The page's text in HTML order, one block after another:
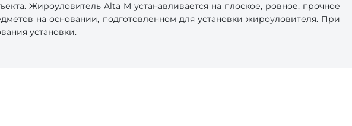
Жироуловитель Alta M устанавливается на плоское, ровное, прочное
на основании, подготовленном для установки жироуловителя. При
установки.